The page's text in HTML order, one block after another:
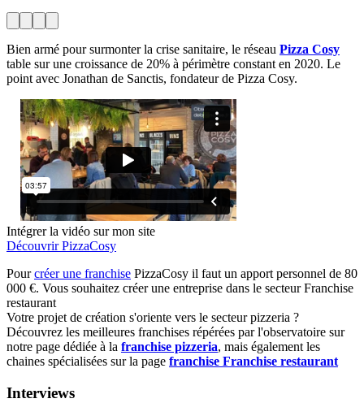
Bien armé pour surmonter la crise sanitaire, le réseau Pizza Cosy
table sur une croissance de 20% à périmètre constant en 2020. Le
point avec Jonathan de Sanctis, fondateur de Pizza Cosy.
Intégrer la vidéo sur mon site
Découvrir PizzaCosy
Pourcréer une franchise PizzaCosy il faut un apport personnel de 80
000 €. Vous souhaitez créer une entreprise dans le secteur Franchise
restaurant
Votre projet de création s'oriente vers le secteur pizzeria ?
Découvrez les meilleures franchises répérées par l'observatoire sur
notre page dédiée à la franchise pizzeria, mais également les
chaines spécialisées sur la page franchise Franchise restaurant
Interviews